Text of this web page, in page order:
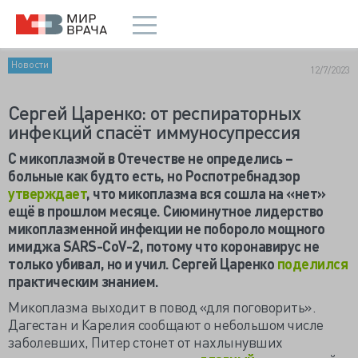
Новости 12/7/2023
Сергей Царенко: от респираторных
инфекций спасёт иммуносупрессия
С микоплазмой в Отечестве не определись –
больные как будто есть, но Роспотребнадзор
утверждает, что микоплазма вся сошла на «нет»
ещё в прошлом месяце. Сиюминутное лидерство
микоплазменной инфекции не побороло мощного
имиджаSARS-CoV-2, потому что коронавирус не
только убивал, но и учил. Сергей Царенко поделился
практическим знанием.
Микоплазма выходит в повод «для поговорить».
Дагестан и Карелия сообщают о небольшом числе
заболевших, Питер стонет от нахлынувших